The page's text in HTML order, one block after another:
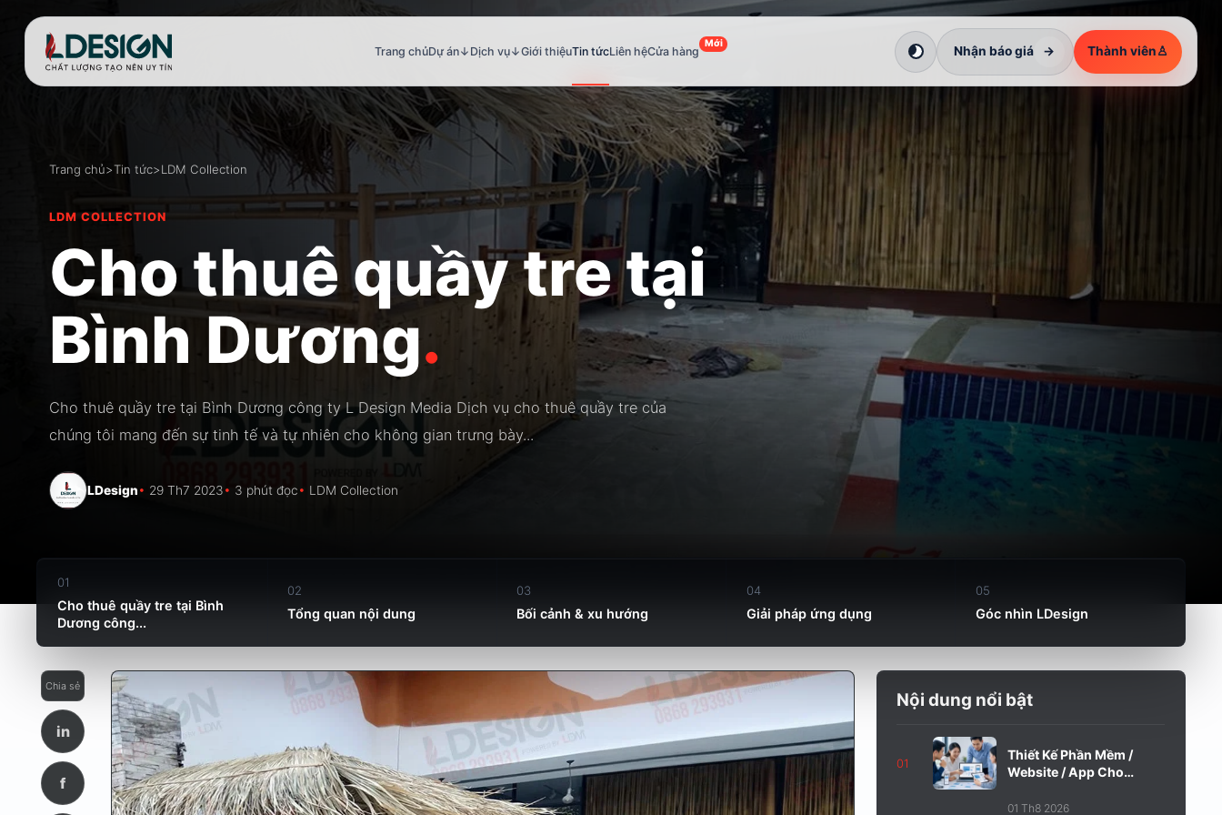
Trang chủDự án↓ Dịch vụ↓Giới thiệuTin tứcLiên hệCửa hàng
Mới
Chuyển sang giao diện tối
Nhận báo giá → Thành viên♙
Trang chủ>Tin tức>LDM Collection
LDM COLLECTION
Cho thuê quầy tre tại
Bình Dương.
Cho thuê quầy tre tại Bình Dương công ty L Design Media Dịch vụ cho thuê quầy tre của
chúng tôi mang đến sự tinh tế và tự nhiên cho không gian trưng bày...
LDesign 29 Th7 2023 3 phút đọc LDM Collection
01
Cho thuê quầy tre tại Bình
Dương công...
02
Tổng quan nội dung
03
Bối cảnh & xu hướng
04
Giải pháp ứng dụng
05
Góc nhìn LDesign
Chia sẻ
in
f
Nội dung nổi bật
01
Thiết Kế Phần Mềm /
Website / App Cho
01 Th8 2026